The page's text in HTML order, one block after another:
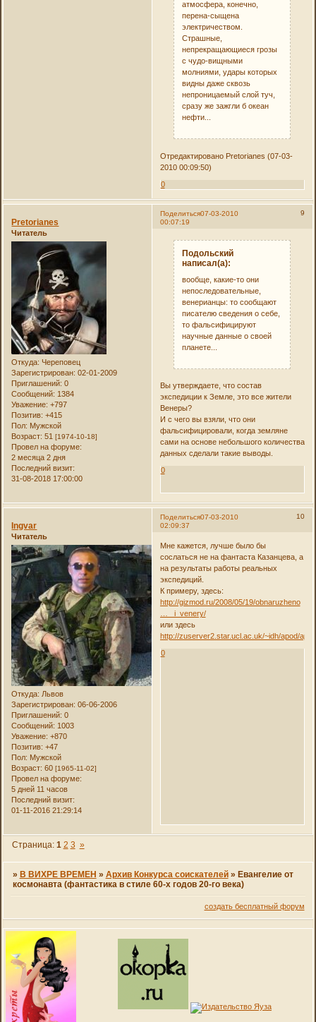
атмосфера, конечно,
перена-сыщена
электричеством.
Страшные,
непрекращающиеся грозы
с чудо-вищными
молниями, удары которых
видны даже сквозь
непроницаемый слой туч,
сразу же зажгли б океан
нефти...
Отредактировано Pretorianes (07-03-
2010 00:09:50)
0
Поделиться 9
07-03-2010
00:07:19
Pretorianes
Читатель
Откуда: Череповец
Зарегистрирован: 02-01-2009
Приглашений: 0
Сообщений: 1384
Уважение: +797
Позитив: +415
Пол: Мужской
Возраст: 51[1974-10-18]
Провел на форуме:
2 месяца 2 дня
Последний визит:
31-08-2018 17:00:00
Подольский
написал(а):
вообще, какие-то они
непоследовательные,
венерианцы: то сообщают
писателю сведения о себе,
то фальсифицируют
научные данные о своей
планете...
Вы утверждаете, что состав
экспедиции к Земле, это все жители
Венеры?
И с чего вы взяли, что они
фальсифицировали, когда земляне
сами на основе небольшого количества
данных сделали такие выводы.
0
Поделиться 10
07-03-2010
02:09:37
Ingvar
Читатель
Откуда: Львов
Зарегистрирован: 06-06-2006
Приглашений: 0
Сообщений: 1003
Уважение: +870
Позитив: +47
Пол: Мужской
Возраст: 60[1965-11-02]
Провел на форуме:
5 дней 11 часов
Последний визит:
01-11-2016 21:29:14
Мне кажется, лучше было бы
сослаться не на фантаста Казанцева, а
на результаты работы реальных
экспедиций.
К примеру, здесь:
http://gizmod.ru/2008/05/19/obnaruzheno
… _i_venery/
или здесь
http://zuserver2.star.ucl.ac.uk/~idh/apod/
0
Страница: 1 2 3 »
» В ВИХРЕ ВРЕМЕН » Архив Конкурса соискателей » Евангелие от
космонавта (фантастика в стиле 60-х годов 20-го века)
создать бесплатный форум